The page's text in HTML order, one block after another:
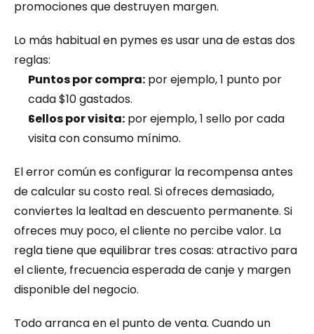
promociones que destruyen margen.
Lo más habitual en pymes es usar una de estas dos
reglas:
Puntos por compra: por ejemplo, 1 punto por
cada $10 gastados.
Sellos por visita: por ejemplo, 1 sello por cada
visita con consumo mínimo.
El error común es configurar la recompensa antes
de calcular su costo real. Si ofreces demasiado,
conviertes la lealtad en descuento permanente. Si
ofreces muy poco, el cliente no percibe valor. La
regla tiene que equilibrar tres cosas: atractivo para
el cliente, frecuencia esperada de canje y margen
disponible del negocio.
Todo arranca en el punto de venta. Cuando un